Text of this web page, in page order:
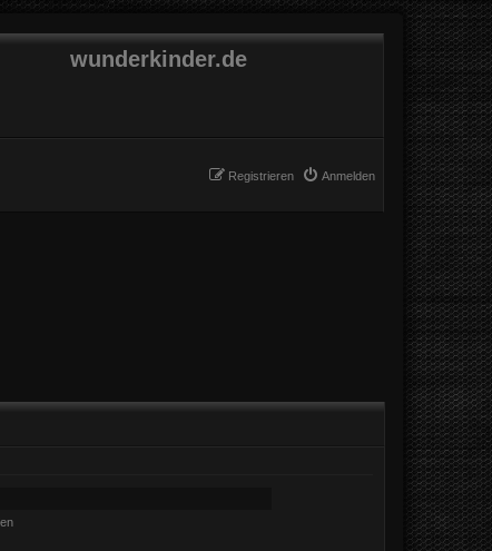
wunderkinder.de
Anmelden
Registrieren